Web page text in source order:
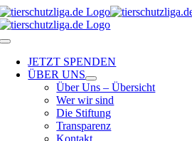
Skip
to
content
Toggle
NavigationJETZT SPENDEN
ÜBER UNS
Über Uns – Übersicht
Wer wir sind
Die Stiftung
Transparenz
Kontakt